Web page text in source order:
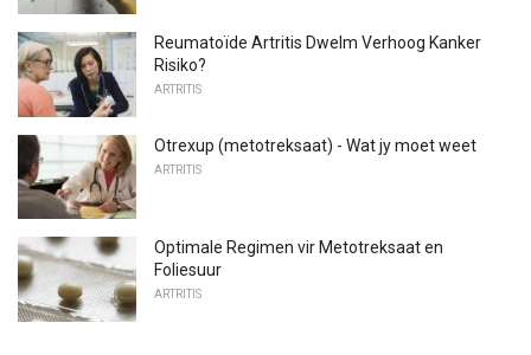
Reumatoïde Artritis Dwelm Verhoog Kanker
Risiko?
ARTRITIS
Otrexup (metotreksaat) - Wat jy moet weet
ARTRITIS
Optimale Regimen vir Metotreksaat en
Foliesuur
ARTRITIS